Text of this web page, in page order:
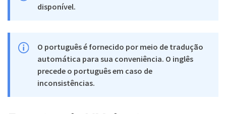
disponível.
O português é fornecido por meio de tradução
automática para sua conveniência. O inglês
precede o português em caso de
inconsistências.